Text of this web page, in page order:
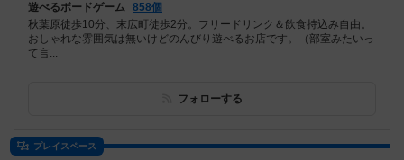
遊べるボードゲーム 858個
秋葉原徒歩10分、末広町徒歩2分。フリードリンク＆飲食持込み自由。
おしゃれな雰囲気は無いけどのんびり遊べるお店です。（部室みたいっ
て言...
フォローする
プレイスペース